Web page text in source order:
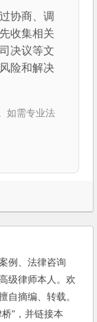
协商、调
收集相关
决议等文
险和解决
如需专业法
例、法律咨询
级律师本人。欢
自摘编、转载。
"，并链接本